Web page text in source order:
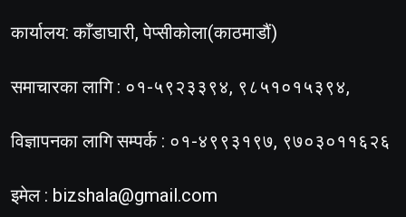
कार्यालय: काँडाघारी, पेप्सीकोला(काठमाडौं)
समाचारका लागि : ०१-५९२३३९४, ९८५१०१५३९४,
विज्ञापनका लागि सम्पर्क : ०१-४९९३१९७, ९७०३०११६२६
इमेल : bizshala@gmail.com